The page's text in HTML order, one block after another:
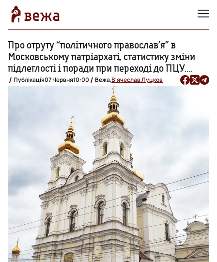
Про отруту “політичного православ’я” в
Московському патріархаті, статистику зміни
підлеглості і поради при переході до ПЦУ.
ІНТЕРВ’Ю та ІНСТРУКЦІЯ
Публікація07 Червня10:00 Вежа,В'ячеслав Луцков